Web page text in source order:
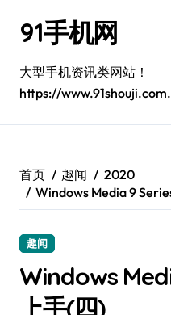
91手机网
大型手机资讯类网站！
https://
首页 趣闻
2020
Windows Media 9
趣闻
Windows
上手(四)